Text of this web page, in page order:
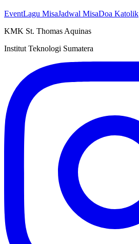
EventLagu MisaJadwal MisaDoa Katolik
KMK St. Thomas Aquinas
Institut Teknologi Sumatera